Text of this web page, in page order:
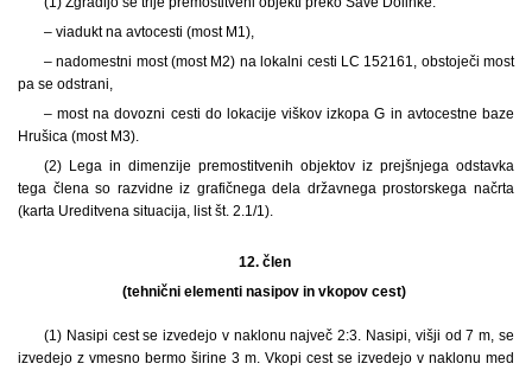
– viadukt na avtocesti (most M1),
– nadomestni most (most M2) na lokalni cesti LC 152161, obstoječi most
pa se odstrani,
– most na dovozni cesti do lokacije viškov izkopa G in avtocestne baze
Hrušica (most M3).
(2) Lega in dimenzije premostitvenih objektov iz prejšnjega odstavka
tega člena so razvidne iz grafičnega dela državnega prostorskega načrta
(karta Ureditvena situacija, list št. 2.1/1).
12. člen
(tehnični elementi nasipov in vkopov cest)
(1) Nasipi cest se izvedejo v naklonu največ 2:3. Nasipi, višji od 7 m, se
izvedejo z vmesno bermo širine 3 m. Vkopi cest se izvedejo v naklonu med